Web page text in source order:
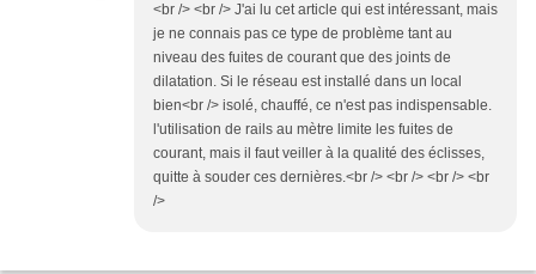
<br /> <br /> J'ai lu cet article qui est intéressant, mais
je ne connais pas ce type de problème tant au
niveau des fuites de courant que des joints de
dilatation. Si le réseau est installé dans un local
bien<br /> isolé, chauffé, ce n'est pas indispensable.
l'utilisation de rails au mètre limite les fuites de
courant, mais il faut veiller à la qualité des éclisses,
quitte à souder ces dernières.<br /> <br /> <br /> <br
/>